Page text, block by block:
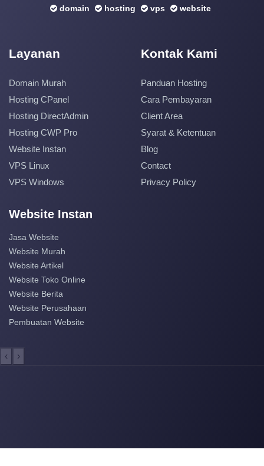
domain hosting vps website
Layanan
Domain Murah
Hosting CPanel
Hosting DirectAdmin
Hosting CWP Pro
Website Instan
VPS Linux
VPS Windows
Kontak Kami
Panduan Hosting
Cara Pembayaran
Client Area
Syarat & Ketentuan
Blog
Contact
Privacy Policy
Website Instan
Jasa Website
Website Murah
Website Artikel
Website Toko Online
Website Berita
Website Perusahaan
Pembuatan Website
‹ ›